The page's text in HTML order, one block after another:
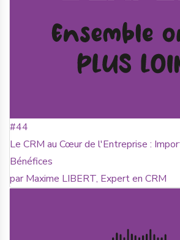
#44
Le CRM au Cœur de l'Entreprise :
Bénéfices
par Maxime LIBERT, Expert en CRM